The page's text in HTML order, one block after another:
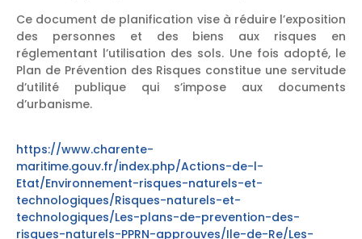
Ce document de planification vise à réduire l’exposition
des personnes et des biens aux risques en
réglementant l’utilisation des sols. Une fois adopté, le
Plan de Prévention des Risques constitue une servitude
d’utilité publique qui s’impose aux documents
d’urbanisme.
https://www.charente-
maritime.gouv.fr/index.php/Actions-de-l-
Etat/Environnement-risques-naturels-et-
technologiques/Risques-naturels-et-
technologiques/Les-plans-de-prevention-des-
risques-naturels-PPRN-approuves/Ile-de-Re/Les-